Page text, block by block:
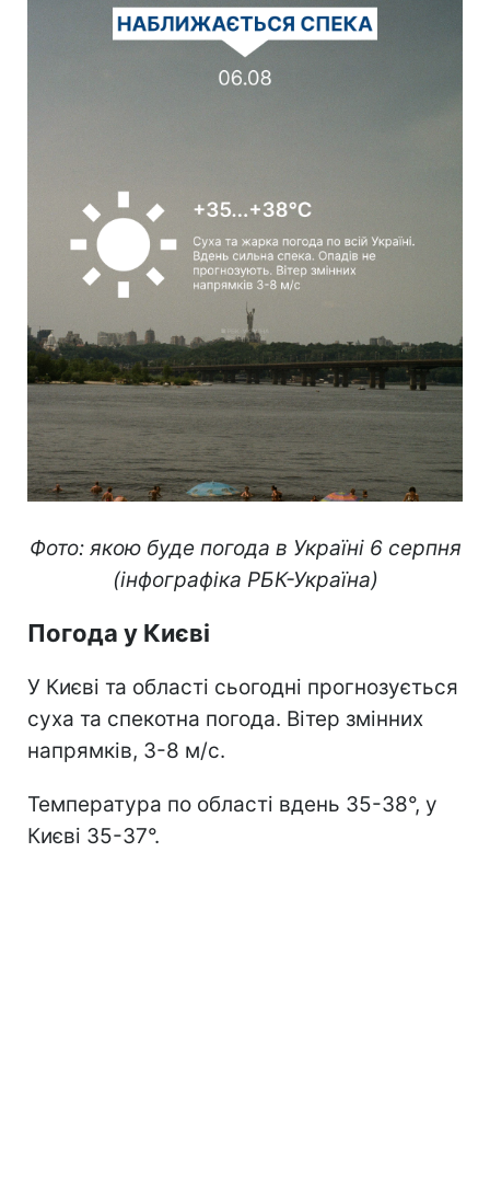
Фото: якою буде погода в Україні 6 серпня
(інфографіка РБК-Україна)
Погода у Києві
У Києві та області сьогодні прогнозується
суха та спекотна погода. Вітер змінних
напрямків, 3-8 м/с.
Температура по області вдень 35-38°, у
Києві 35-37°.